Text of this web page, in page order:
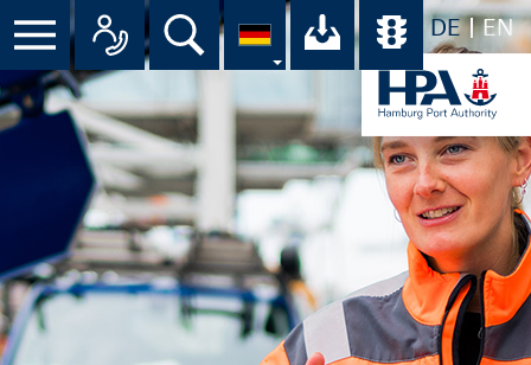
DE EN
Menü Alle Ansprechpartner im
Suche Ihr Download-